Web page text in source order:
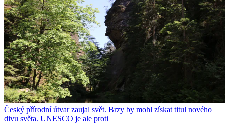
Český přírodní útvar zaujal svět. Brzy by mohl získat titul nového
divu světa. UNESCO je ale proti